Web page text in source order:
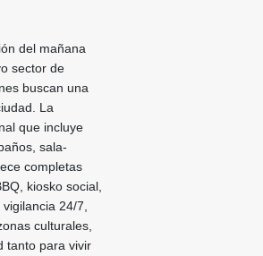
del mañana
sector de
buscan una
La
que incluye
sala-
completas
kiosko social,
24/7,
culturales,
tanto para vivir